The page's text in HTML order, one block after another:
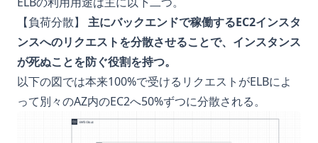
【負荷分散】 主にバックエンドで稼働するEC2インスタ
ンスへのリクエストを分散させることで、インスタンス
が死ぬことを防ぐ役割を持つ。
以下の図では本来100%で受けるリクエストがELBによ
って別々のAZ内のEC2へ50%ずつに分散される。